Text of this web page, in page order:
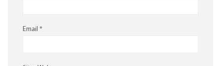
Email *